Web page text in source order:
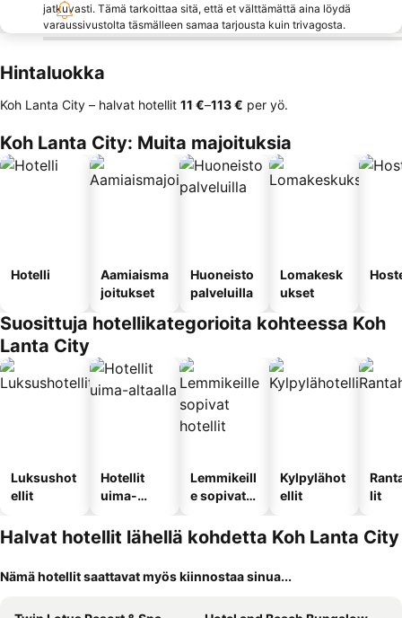
jatkuvasti. Tämä tarkoittaa sitä, että et välttämättä aina löydä
varaussivustolta täsmälleen samaa tarjousta kuin trivagosta.
Hintaluokka
Koh Lanta City – halvat hotellit ‎11 €–‎113 € per yö.
Koh Lanta City: Muita majoituksia
Hotelli
Aamiaisma
joitukset
Huoneisto
palveluilla
Lomakesk
ukset
Suosittuja hotellikategorioita kohteessa Koh
Lanta City
Luksushot
ellit
Hotellit
uima-
Lemmikeill
e sopivat
Kylpylähot
ellit
lit
Halvat hotellit lähellä kohdetta Koh Lanta City
Nämä hotellit saattavat myös kiinnostaa sinua...